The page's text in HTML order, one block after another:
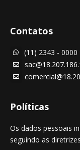
Contatos
 (11) 2343 - 0000


Políticas
Os dados pessoais
seguindo as